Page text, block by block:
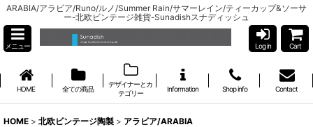
ARABIA/アラビア/Runo/ルノ/Summer Rain/サマーレイン/ティーカップ&ソーサ
ー-北欧ビンテージ雑貨-Sunadishスナディッシュ
メニュー Log in Cart
HOME 全ての商品
デザイナーとカ
テゴリー
Information Shop info Contact
HOME > 北欧ビンテージ陶製 > アラビア/ARABIA